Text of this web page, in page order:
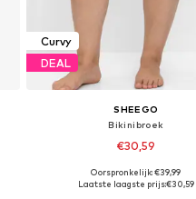
Curvy
DEAL
SHEEGO
Bikinibroek
€30,59
Oorspronkelijk: €39,99
Laatste laagste prijs:€30,59